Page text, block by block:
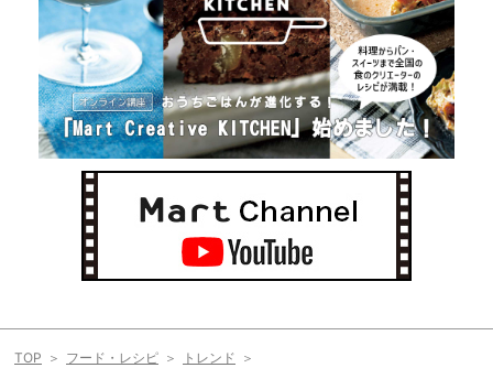
TOP フード・レシピ
トレンド